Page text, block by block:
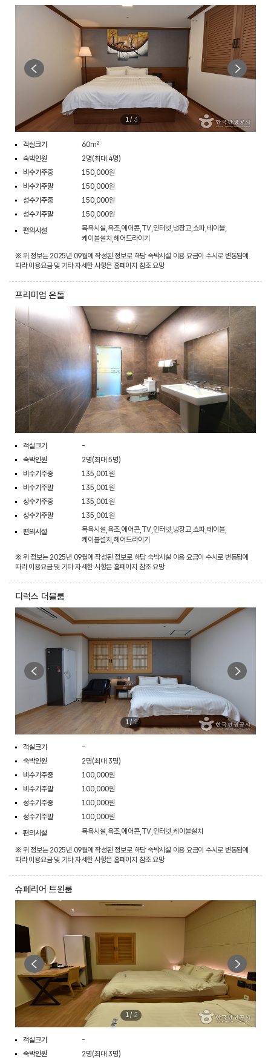
1/ 3
객실크기
60m²
숙박인원
2명(최대 4명)
비수기주중
150,000원
비수기주말
150,000원
성수기주중
150,000원
성수기주말
150,000원
편의시설
목욕시설,욕조,에어콘,TV,인터넷,냉장고,쇼파,테이블,
케이블설치,헤어드라이기
※ 위 정보는 2025년 09월에 작성된 정보로 해당 숙박시설 이용 요금이 수시로 변동됨에
따라 이용요금 및 기타 자세한 사항은 홈페이지 참조 요망
프리미엄 온돌
객실크기
-
숙박인원
2명(최대 5명)
비수기주중
135,001원
비수기주말
135,001원
성수기주중
135,001원
성수기주말
135,001원
편의시설
목욕시설,욕조,에어콘,TV,인터넷,냉장고,쇼파,테이블,
케이블설치,헤어드라이기
※ 위 정보는 2025년 09월에 작성된 정보로 해당 숙박시설 이용 요금이 수시로 변동됨에
따라 이용요금 및 기타 자세한 사항은 홈페이지 참조 요망
디럭스 더블룸
1/2
객실크기
-
숙박인원
2명(최대 3명)
비수기주중
100,000원
비수기주말
100,000원
성수기주중
100,000원
성수기주말
100,000원
편의시설
목욕시설,욕조,에어콘,TV,인터넷,케이블설치
※ 위 정보는 2025년 09월에 작성된 정보로 해당 숙박시설 이용 요금이 수시로 변동됨에
따라 이용요금 및 기타 자세한 사항은 홈페이지 참조 요망
슈페리어 트윈룸
1/ 2
객실크기
-
숙박인원
2명(최대 3명)